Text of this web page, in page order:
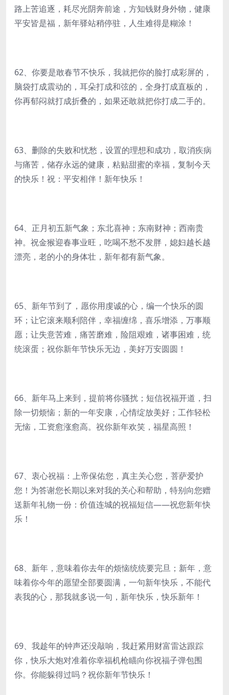
路上苦追逐，耗尽光阴奔前途，方知钱财身外物，健康
平安皆是福，新年驿站稍停驻，人生难得是糊涂！
62、你要是敢春节不快乐，我就把你的脸打成彩屏的，
脑袋打成震动的，耳朵打成和弦的，全身打成直板的，
你再郁闷就打成折叠的，如果还敢就把你打成二手的。
63、删除的失败和忧愁，设置的理想和成功，取消疾病
与痛苦，储存永远的健康，粘贴甜蜜的幸福，复制今天
的快乐！祝：平安相伴！新年快乐！
64、正月初五新气象；东北喜神；东南财神；西南贵
神。祝金猴迎春事业旺，吃喝不愁不发胖，媳妇越长越
漂亮，老的小的身体壮，新年都有新气象。
65、新年节到了，愿你用虔诚的心，编一个快乐的圆
环；让它滚来顺利陪伴，幸福缠绵，喜乐增添，万事顺
愿；让失意苦难，痛苦磨难，险阻艰难，诸事困难，统
统滚蛋；祝你新年节快乐无边，美好万安圆圆！
66、新年马上来到，提前将你骚扰；短信祝福开道，扫
除一切烦恼；新的一年安康，心情绽放美好；工作轻松
无恼，工资愈涨愈高。祝你新年欢笑，福星高照！
67、衷心祝福：上帝保佑您，真主关心您，菩萨爱护
您！为答谢您长期以来对我的关心和帮助，特别向您赠
送新年礼物一份：价值连城的祝福短信——祝您新年快
乐！
68、新年，意味着你去年的烦恼统统要完旦；新年，意
味着你今年的愿望全部要圆满，一句新年快乐，不能代
表我的心，那我就多说一句，新年快乐，快乐新年！
69、我趁年的钟声还没敲响，我赶紧用财富雷达跟踪
你，快乐大炮对准着你幸福机枪瞄向你祝福子弹包围
你。你能躲得过吗？祝你新年节快乐！